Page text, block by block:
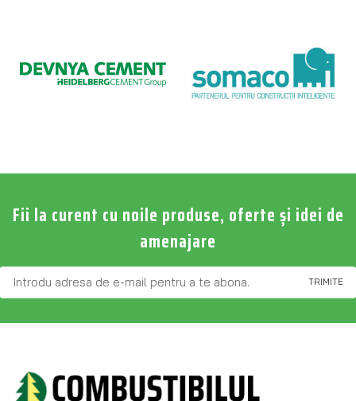
Fii la curent cu noile produse, oferte și idei de
amenajare